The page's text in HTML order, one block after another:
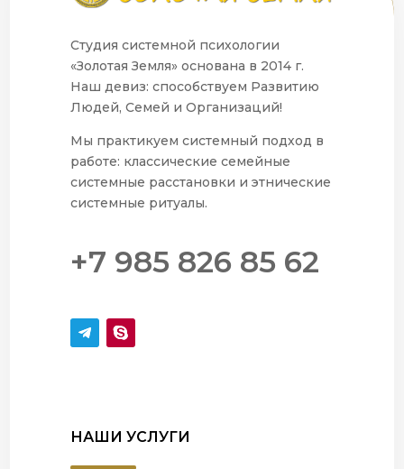
Студия системной психологии
«Золотая Земля» основана в 2014 г.
Наш девиз: способствуем Развитию
Людей, Семей и Организаций!
Мы практикуем системный подход в
работе: классические семейные
системные расстановки и этнические
системные ритуалы.
+7 985 826 85 62
НАШИ УСЛУГИ